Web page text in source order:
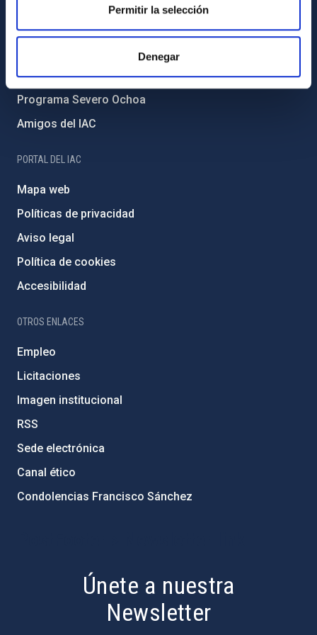
Permitir la selección
Denegar
Medio Ambiente y Sostenibilidad
Proyectos institucionales
Financiación externa
Programa Severo Ochoa
Amigos del IAC
PORTAL DEL IAC
Mapa web
Políticas de privacidad
Aviso legal
Política de cookies
Accesibilidad
OTROS ENLACES
Empleo
Licitaciones
Imagen institucional
RSS
Sede electrónica
Canal ético
Condolencias Francisco Sánchez
Únete a nuestra
Newsletter